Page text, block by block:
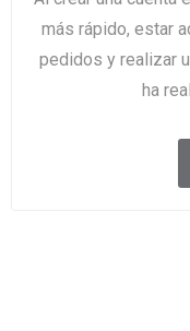
más rápido, estar
pedidos y realizar
ha